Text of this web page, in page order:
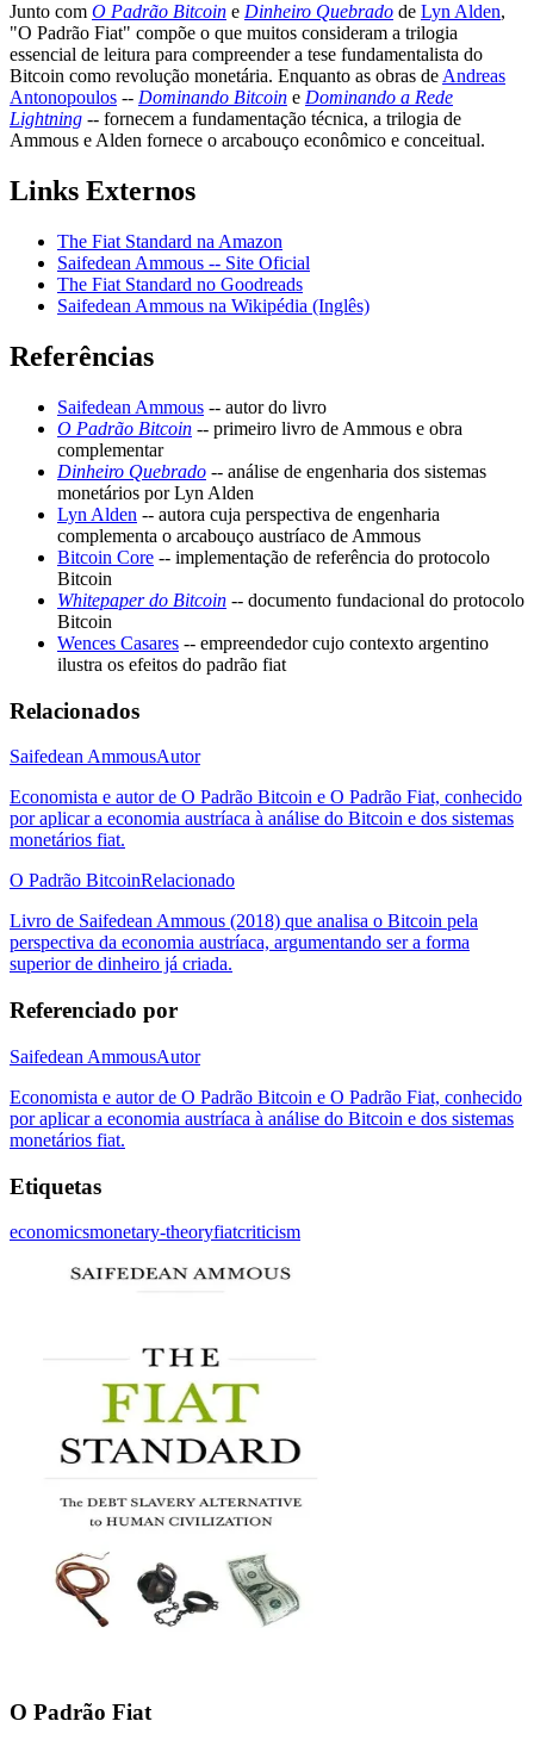
Junto com O Padrão Bitcoin e Dinheiro Quebrado de Lyn Alden,
"O Padrão Fiat" compõe o que muitos consideram a trilogia
essencial de leitura para compreender a tese fundamentalista do
Bitcoin como revolução monetária. Enquanto as obras de Andreas
Antonopoulos -- Dominando Bitcoin e Dominando a Rede
Lightning -- fornecem a fundamentação técnica, a trilogia de
Ammous e Alden fornece o arcabouço econômico e conceitual.
Links Externos
The Fiat Standard na Amazon
Saifedean Ammous -- Site Oficial
The Fiat Standard no Goodreads
Saifedean Ammous na Wikipédia (Inglês)
Referências
Saifedean Ammous -- autor do livro
O Padrão Bitcoin -- primeiro livro de Ammous e obra
complementar
Dinheiro Quebrado -- análise de engenharia dos sistemas
monetários por Lyn Alden
Lyn Alden -- autora cuja perspectiva de engenharia
complementa o arcabouço austríaco de Ammous
Bitcoin Core -- implementação de referência do protocolo
Bitcoin
Whitepaper do Bitcoin -- documento fundacional do protocolo
Bitcoin
Wences Casares -- empreendedor cujo contexto argentino
ilustra os efeitos do padrão fiat
Relacionados
Saifedean AmmousAutor
Economista e autor de O Padrão Bitcoin e O Padrão Fiat, conhecido
por aplicar a economia austríaca à análise do Bitcoin e dos sistemas
monetários fiat.
O Padrão BitcoinRelacionado
Livro de Saifedean Ammous (2018) que analisa o Bitcoin pela
perspectiva da economia austríaca, argumentando ser a forma
superior de dinheiro já criada.
Referenciado por
Saifedean AmmousAutor
Economista e autor de O Padrão Bitcoin e O Padrão Fiat, conhecido
por aplicar a economia austríaca à análise do Bitcoin e dos sistemas
monetários fiat.
Etiquetas
economicsmonetary-theoryfiatcriticism
O Padrão Fiat